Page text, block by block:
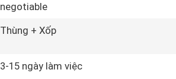
negotiable
Thùng + Xốp
3-15 ngày làm việc